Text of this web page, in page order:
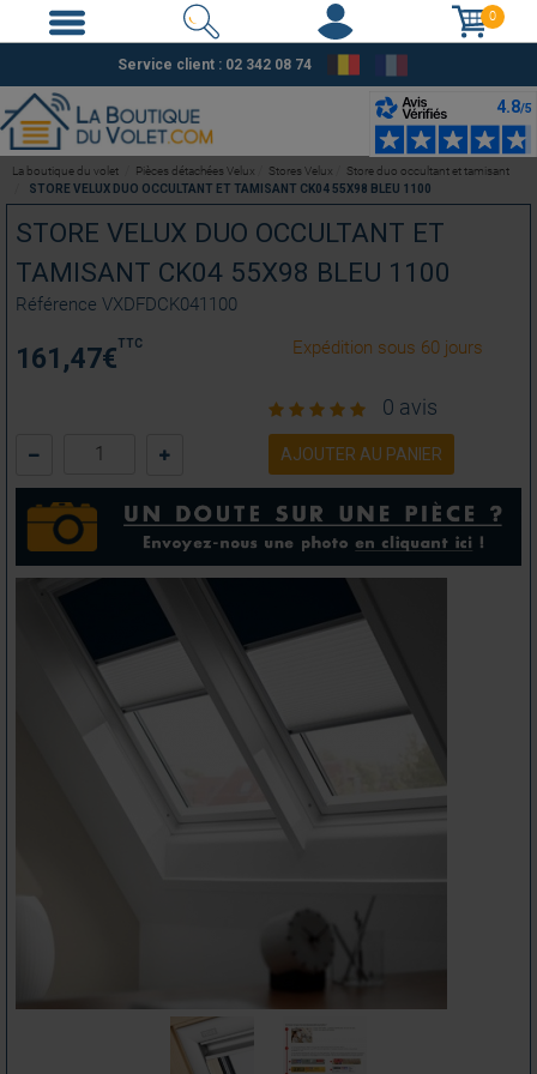
0
Service client : 02 342 08 74
STORE VELUX DUO OCCULTANT ET
TAMISANT CK04 55X98 BLEU 1100
Référence VXDFDCK041100
161,47€TTC Expédition sous 60 jours
0 avis
AJOUTER AU PANIER
La boutique du volet Pièces détachées Velux Stores Velux
Store duo occultant et tamisant
STORE VELUX DUO OCCULTANT ET TAMISANT CK04 55X98 BLEU 1100